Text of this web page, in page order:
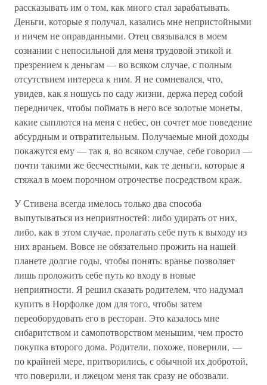
рассказывать им о том, как много стал зарабатывать.
Деньги, которые я получал, казались мне непристойными
и ничем не оправданными. Отец связывался в моем
сознании с непосильной для меня трудовой этикой и
презрением к деньгам — во всяком случае, с полным
отсутствием интереса к ним. Я не сомневался, что,
увидев, как я ношусь по саду жизни, держа перед собой
передничек, чтобы поймать в него все золотые монеты,
какие сыплются на меня с небес, он сочтет мое поведение
абсурдным и отвратительным. Получаемые мной доходы
покажутся ему — так я, во всяком случае, себе говорил —
почти такими же бесчестными, как те деньги, которые я
стяжал в моем порочном отрочестве посредством краж.
У Стивена всегда имелось только два способа
выпутываться из неприятностей: либо удирать от них,
либо, как в этом случае, пролагать себе путь к выходу из
них враньем. Вовсе не обязательно прожить на нашей
планете долгие годы, чтобы понять: вранье позволяет
лишь проложить себе путь ко входу в новые
неприятности. Я решил сказать родителем, что надумал
купить в Норфолке дом для того, чтобы затем
переоборудовать его в ресторан. Это казалось мне
сибаритством и самопотворством меньшим, чем просто
покупка второго дома. Родители, похоже, поверили, —
по крайней мере, притворились, с обычной их добротой,
что поверили, и лжецом меня так сразу не обозвали.